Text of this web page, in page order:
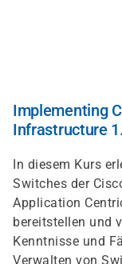
Implementing
Infrastructure
In diesem Kurs
Switches der
Application
bereitstellen und
Kenntnisse und
Verwalten von